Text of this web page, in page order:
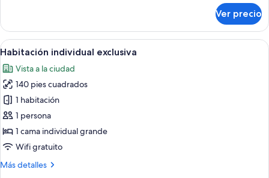
habitación
individual
estándar,
1
baño
en
la
habitación
Ver precio
Abrir
todas
las
fotos
de
Habitación
individual
exclusiva
Habitación de hotel con una cama
6
Habitación individual exclusiva
Vista a la ciudad
140 pies cuadrados
1 habitación
1 persona
1 cama individual grande
Wifi gratuito
Más detalles
Más